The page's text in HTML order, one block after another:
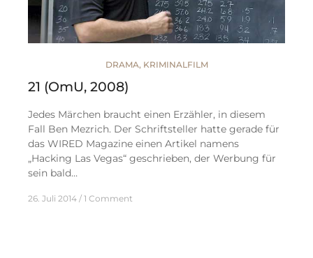
DRAMA, KRIMINALFILM
21 (OmU, 2008)
Jedes Märchen braucht einen Erzähler, in diesem
Fall Ben Mezrich. Der Schriftsteller hatte gerade für
das WIRED Magazine einen Artikel namens
„Hacking Las Vegas“ geschrieben, der Werbung für
sein bald…
26. Juli 2014 1 Comment